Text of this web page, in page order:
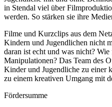
in Stendal viel über
werden. So stärken sie ihre
Filme und Kurzclips aus dem
Kindern und Jugendlichen nicht
daran ist echt und was nicht?
Manipulationen? Das Team des
Kinder und Jugendliche zu einer
zu einem kreativen Umgang mit
Fördersumme